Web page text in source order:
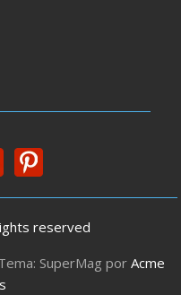
reserved
SuperMag porAcme